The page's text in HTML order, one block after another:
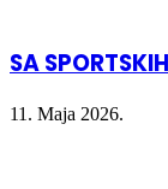
SA
11. Maja 2026.